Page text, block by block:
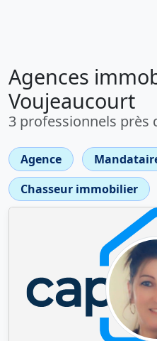
Agences
Voujeaucourt
3 professionnels près
Agence
Chasseur immobilier